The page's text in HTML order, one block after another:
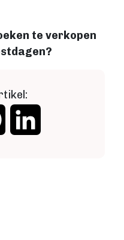
te verkopen
Facebook